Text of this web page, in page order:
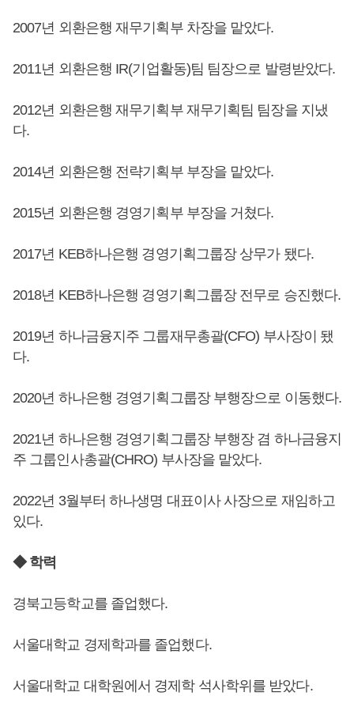
2007년 외환은행 재무기획부 차장을 맡았다.
2011년 외환은행 IR(기업활동)팀 팀장으로 발령받았다.
2012년 외환은행 재무기획부 재무기획팀 팀장을 지냈
다.
2014년 외환은행 전략기획부 부장을 맡았다.
2015년 외환은행 경영기획부 부장을 거쳤다.
2017년 KEB하나은행 경영기획그룹장 상무가 됐다.
2018년 KEB하나은행 경영기획그룹장 전무로 승진했다.
2019년 하나금융지주 그룹재무총괄(CFO) 부사장이 됐
다.
2020년 하나은행 경영기획그룹장 부행장으로 이동했다.
2021년 하나은행 경영기획그룹장 부행장 겸 하나금융지
주 그룹인사총괄(CHRO) 부사장을 맡았다.
2022년 3월부터 하나생명 대표이사 사장으로 재임하고
있다.
◆ 학력
경북고등학교를 졸업했다.
서울대학교 경제학과를 졸업했다.
서울대학교 대학원에서 경제학 석사학위를 받았다.